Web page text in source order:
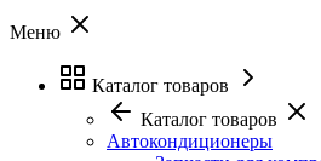
Меню
Каталог товаров
Каталог товаров
Автокондиционеры